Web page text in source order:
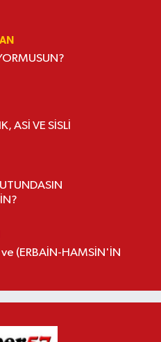
ASİ VE SİSLİ
ve (ERBAİN-HAMSİN'İN